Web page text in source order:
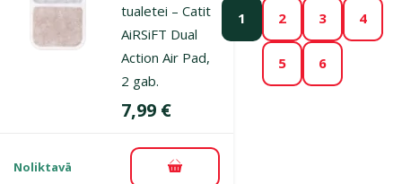
tualetei – Catit
AiRSiFT Dual
Action Air Pad,
2 gab.
Cena
7,99 €
Noliktavā Pievienot grozam
1 2 3 4
5 6